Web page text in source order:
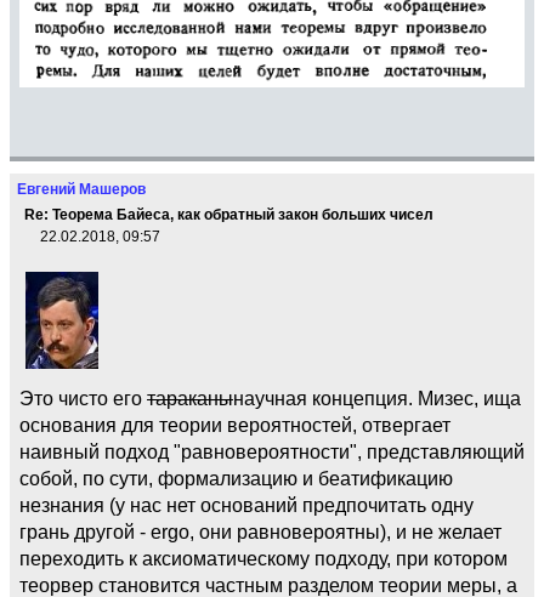
Евгений Машеров
Re: Теорема Байеса, как обратный закон больших чисел
22.02.2018, 09:57
Это чисто его тараканынаучная концепция. Мизес, ища
основания для теории вероятностей, отвергает
наивный подход "равновероятности", представляющий
собой, по сути, формализацию и беатификацию
незнания (у нас нет оснований предпочитать одну
грань другой - ergo, они равновероятны), и не желает
переходить к аксиоматическому подходу, при котором
теорвер становится частным разделом теории меры, а